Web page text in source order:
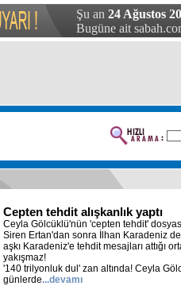
Şu an 24 Ağustos
Bugüne ait
Cepten tehdit alışkanlık yaptı
Ceyla Gölcüklü'nün 'cepten tehdit'
Siren Ertan'dan sonra İlhan Karadeniz
aşkı Karadeniz'e tehdit mesajları attığı
yakışmaz!
'140 trilyonluk dul' zan altında! Ceyla
günlerde...devamı